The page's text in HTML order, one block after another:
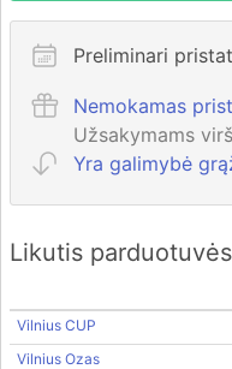
Preliminari
Nemokamas
Užsakymams
Yra galimybė
Likutis
Vilnius CUP
Vilnius Ozas